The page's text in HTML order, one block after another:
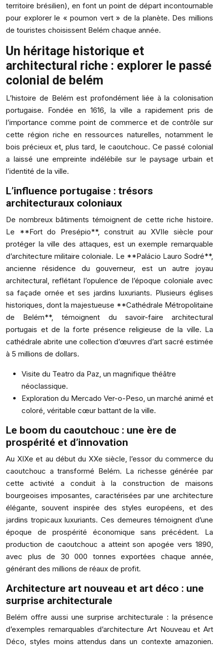
territoire brésilien), en font un point de départ incontournable
pour explorer le « poumon vert » de la planète. Des millions
de touristes choisissent Belém chaque année.
Un héritage historique et
architectural riche : explorer le passé
colonial de belém
L’histoire de Belém est profondément liée à la colonisation
portugaise. Fondée en 1616, la ville a rapidement pris de
l’importance comme point de commerce et de contrôle sur
cette région riche en ressources naturelles, notamment le
bois précieux et, plus tard, le caoutchouc. Ce passé colonial
a laissé une empreinte indélébile sur le paysage urbain et
l’identité de la ville.
L’influence portugaise : trésors
architecturaux coloniaux
De nombreux bâtiments témoignent de cette riche histoire.
Le **Fort do Presépio**, construit au XVIIe siècle pour
protéger la ville des attaques, est un exemple remarquable
d’architecture militaire coloniale. Le **Palácio Lauro Sodré**,
ancienne résidence du gouverneur, est un autre joyau
architectural, reflétant l’opulence de l’époque coloniale avec
sa façade ornée et ses jardins luxuriants. Plusieurs églises
historiques, dont la majestueuse **Cathédrale Métropolitaine
de Belém**, témoignent du savoir-faire architectural
portugais et de la forte présence religieuse de la ville. La
cathédrale abrite une collection d’œuvres d’art sacré estimée
à 5 millions de dollars.
Visite du Teatro da Paz, un magnifique théâtre
néoclassique.
Exploration du Mercado Ver-o-Peso, un marché animé et
coloré, véritable cœur battant de la ville.
Le boom du caoutchouc : une ère de
prospérité et d’innovation
Au XIXe et au début du XXe siècle, l’essor du commerce du
caoutchouc a transformé Belém. La richesse générée par
cette activité a conduit à la construction de maisons
bourgeoises imposantes, caractérisées par une architecture
élégante, souvent inspirée des styles européens, et des
jardins tropicaux luxuriants. Ces demeures témoignent d’une
époque de prospérité économique sans précédent. La
production de caoutchouc a atteint son apogée vers 1890,
avec plus de 30 000 tonnes exportées chaque année,
générant des millions de réaux de profit.
Architecture art nouveau et art déco : une
surprise architecturale
Belém offre aussi une surprise architecturale : la présence
d’exemples remarquables d’architecture Art Nouveau et Art
Déco, styles moins attendus dans un contexte amazonien.